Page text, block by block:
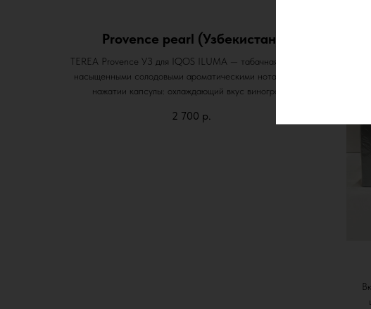
Provence pearl (Узбекистан)
TEREA Provence УЗ для IQOS ILUMA — табачная смесь с
насыщенными солодовыми ароматическими нотами. При
нажатии капсулы: охлаждающий вкус винограда.
2 700 р.